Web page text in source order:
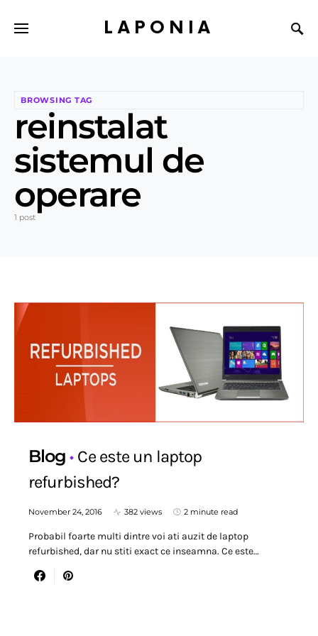
LAPONIA
BROWSING TAG
reinstalat
sistemul de
operare
1 post
Blog
Ce este un laptop
refurbished?
November 24, 2016 382 views 2 minute read
Probabil foarte multi dintre voi ati auzit de laptop
refurbished, dar nu stiti exact ce inseamna. Ce este…